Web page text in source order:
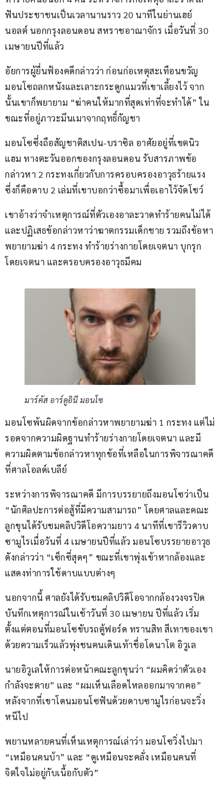
ฟันประชาชนเป็นเวลานานราว 20 นาทีในย่านเฮย์
นอลต์ นอกกรุงลอนดอน สหราชอาณาจักร เมื่อวันที่ 30
เมษายนปีที่แล้ว
อัยการผู้ยื่นฟ้องคดีกล่าวว่า ก่อนก่อเหตุสะเทือนขวัญ
มอนโซถลกหนังและเลาะกระดูกแมวที่เขาเลี้ยงไว้ จาก
นั้นเขาก็พยายาม “ฆ่าคนให้มากที่สุดเท่าที่จะทำได้” ใน
ขณะที่อยู่ภาวะมึนเมาจากฤทธิ์กัญชา
มอนโซซึ่งถือสัญชาติสเปน-บราซิล อาศัยอยู่ที่เขตนิว
แฮม ทางตะวันออกของกรุงลอนดอน รับสารภาพข้อ
กล่าวหา 2 กระทงเกี่ยวกับการครอบครองอาวุธร้ายแรง
ซึ่งก็คือดาบ 2 เล่มที่เขาบอกว่าซื้อมาเพื่อเอาไว้จัดโชว์
เขาอ้างว่าจำเหตุการณ์ที่ตัวเองอาละวาดทำร้ายคนไม่ได้
และปฏิเสธข้อกล่าวหาว่าฆาตกรรมเด็กชาย รวมถึงข้อหา
พยายามฆ่า 4 กระทง ทำร้ายร่างกายโดยเจตนา บุกรุก
โดยเจตนา และครอบครองอาวุธมีคม
มาร์คัส อาร์ดูอินี มอนโซ
มอนโซพ้นผิดจากข้อกล่าวหาพยายามฆ่า 1 กระทง แต่ไม่
รอดจากความผิดฐานทำร้ายร่างกายโดยเจตนา และมี
ความผิดตามข้อกล่าวหาทุกข้อที่เหลือในการพิจารณาคดี
ที่ศาลโอลด์เบลีย์
ระหว่างการพิจารณาคดี มีการบรรยายถึงมอนโซว่าเป็น
“นักศิลปะการต่อสู้ที่มีความสามารถ” โดยศาลและคณะ
ลูกขุนได้รับชมคลิปวิดีโอความยาว 4 นาทีที่เขารีวิวดาบ
ซามูไรเมื่อวันที่ 4 เมษายนปีที่แล้ว มอนโซบรรยายอาวุธ
ดังกล่าวว่า “เซ็กซี่สุดๆ” ขณะที่เขาพุ่งเข้าหากล้องและ
แสดงท่าการใช้ดาบแบบต่างๆ
นอกจากนี้ ศาลยังได้รับชมคลิปวิดีโอจากกล้องวงจรปิด
บันทึกเหตุการณ์ในเช้าวันที่ 30 เมษายน ปีที่แล้ว เริ่ม
ตั้งแต่ตอนที่มอนโซขับรถตู้ฟอร์ด ทรานสิท สีเทาของเขา
ด้วยความเร็วแล้วพุ่งชนคนเดินเท้าชื่อโดนาโต อิวูเล
นายอิวูเลให้การต่อหน้าคณะลูกขุนว่า “ผมคิดว่าตัวเอง
กำลังจะตาย” และ “ผมเห็นเลือดไหลออกมาจากคอ”
หลังจากที่เขาโดนมอนโซฟันด้วยดาบซามูไรก่อนจะวิ่ง
หนีไป
พยานหลายคนที่เห็นเหตุการณ์เล่าว่า มอนโซวิ่งไปมา
“เหมือนคนบ้า” และ “ดูเหมือนจะคลั่ง เหมือนคนที่
จิตใจไม่อยู่กับเนื้อกับตัว”